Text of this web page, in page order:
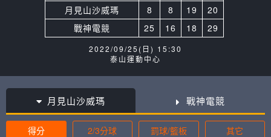
月見山沙威瑪
8 8 19
20
戰神電競
25 16 18 29
2022/09/25(日) 15:30
泰山運動中心
月見山沙威瑪 戰神電競
得分 2/3分球 罰球/籃板 其它